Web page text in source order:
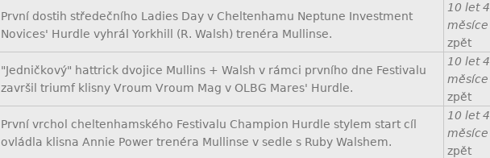
První dostih středečního Ladies Day v Cheltenhamu Neptune Investment
Novices' Hurdle vyhrál Yorkhill (R. Walsh) trenéra Mullinse.
10 let 4
měsíce
zpět
"Jedničkový" hattrick dvojice Mullins + Walsh v rámci prvního dne Festivalu
završil triumf klisny Vroum Vroum Mag v OLBG Mares' Hurdle.
10 let 4
měsíce
zpět
První vrchol cheltenhamského Festivalu Champion Hurdle stylem start cíl
ovládla klisna Annie Power trenéra Mullinse v sedle s Ruby Walshem.
10 let 4
měsíce
zpět